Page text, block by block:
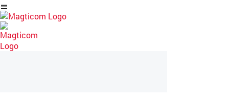
არტიკლზე
გადასვლა